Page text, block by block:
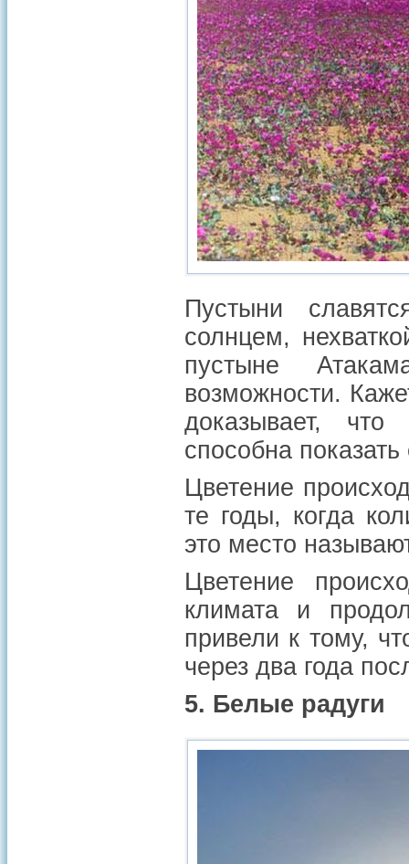
Пустыни
солнцем,
пустыне
возможности.
доказывает,
способна
Цветение
те годы, когда
это место
Цветение
климата и
привели к тому,
через два года
5. Белые радуги